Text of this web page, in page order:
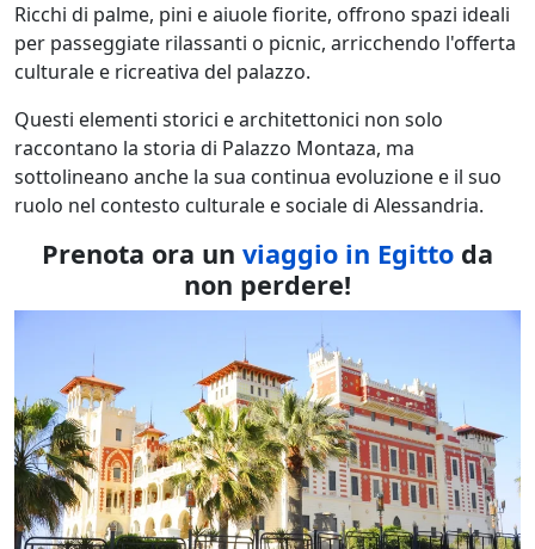
Ricchi di palme, pini e aiuole fiorite, offrono spazi ideali
per passeggiate rilassanti o picnic, arricchendo l'offerta
culturale e ricreativa del palazzo.
Questi elementi storici e architettonici non solo
raccontano la storia di Palazzo Montaza, ma
sottolineano anche la sua continua evoluzione e il suo
ruolo nel contesto culturale e sociale di Alessandria.
Prenota ora un viaggio in Egitto da
non perdere!